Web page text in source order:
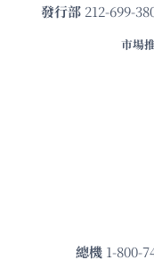
發⾏部 212-699-
市場
總機 1-800-